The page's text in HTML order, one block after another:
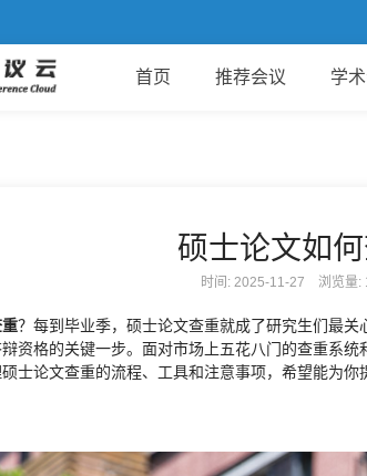
首页 推荐会议 学
硕士论文如
时间: 2025-11-27 浏览量:
？每到毕业季，硕士论文查重就成了研究生们最关
资格的关键一步。面对市场上五花八门的查重系
士论文查重的流程、工具和注意事项，希望能为你